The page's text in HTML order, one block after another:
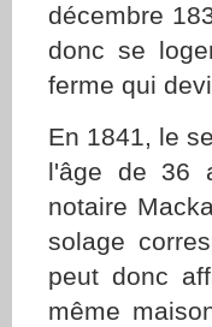
décembre
donc se
ferme qui
En 1841, le
l'âge de 36
notaire
solage
peut donc
même